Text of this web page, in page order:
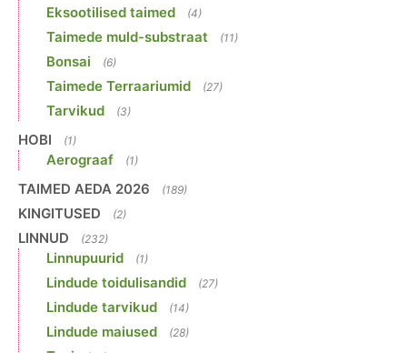
Eksootilised taimed (4)
Taimede muld-substraat (11)
Bonsai (6)
Taimede Terraariumid (27)
Tarvikud (3)
HOBI (1)
Aerograaf (1)
TAIMED AEDA 2026 (189)
KINGITUSED (2)
LINNUD (232)
Linnupuurid (1)
Lindude toidulisandid (27)
Lindude tarvikud (14)
Lindude maiused (28)